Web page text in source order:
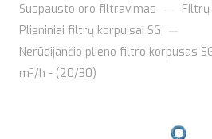
Suspausto oro filtravimas — Filtrų
Plieniniai filtrų korpuisai SG —
Nerūdijančio plieno filtro korpusas
m³/h - (20/30)